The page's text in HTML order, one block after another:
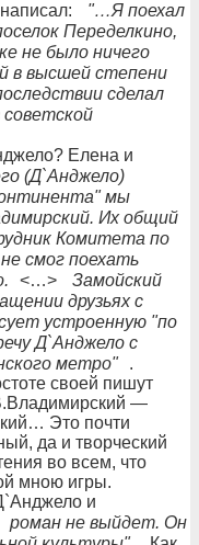
"…Я поехал
Переделкино,
не было ничего
в высшей степени
сделал
Елена и
(Д`Анджело)
мы
Их общий
Комитета по
смог поехать
<…>
Замойский
друзьях с
устроенную "по
Д`Анджело с
метро"
.
своей пишут
—
Это почти
да и творческий
во всем, что
мною игры.
и
роман не выйдет. Он